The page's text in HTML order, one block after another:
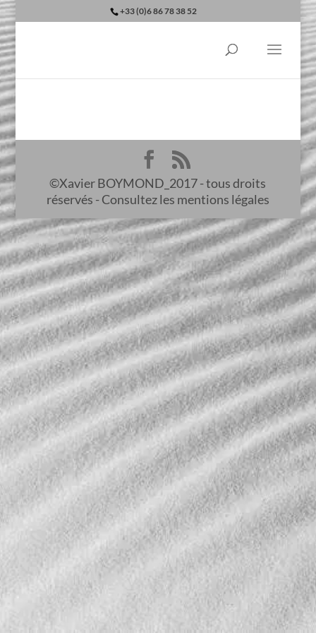
+33 (0)6 86 78 38 52
©Xavier BOYMOND_2017 - tous droits
réservés - Consultez les mentions légales